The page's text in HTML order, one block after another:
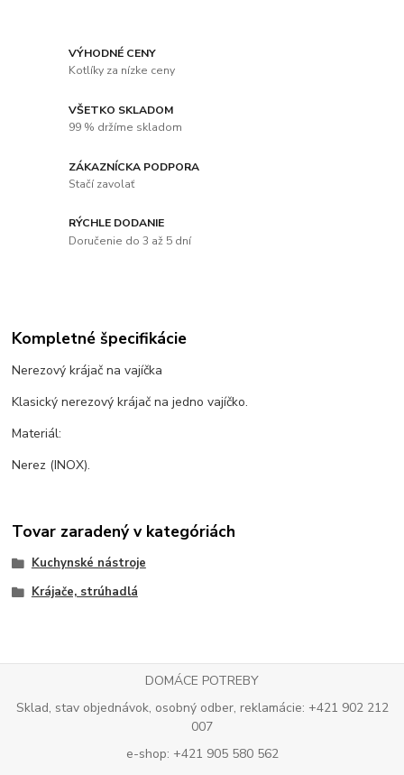
VÝHODNÉ CENY
Kotlíky za nízke ceny
VŠETKO SKLADOM
99 % držíme skladom
ZÁKAZNÍCKA PODPORA
Stačí zavolať
RÝCHLE DODANIE
Doručenie do 3 až 5 dní
Kompletné špecifikácie
Nerezový krájač na vajíčka
Klasický nerezový krájač na jedno vajíčko.
Materiál:
Nerez (INOX).
Tovar zaradený v kategóriách
Kuchynské nástroje
Krájače, strúhadlá
DOMÁCE POTREBY
Sklad, stav objednávok, osobný odber, reklamácie: +421 902 212
007
e-shop: +421 905 580 562